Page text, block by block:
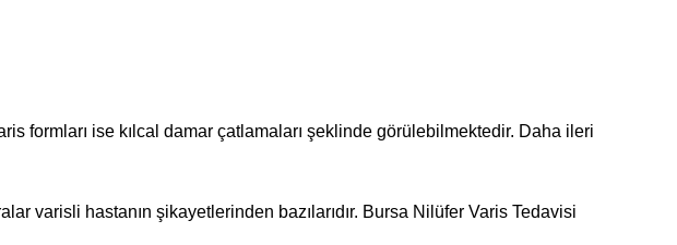
formları ise kılcal damar çatlamaları şeklinde görülebilmektedir. Daha ileri
varisli hastanın şikayetlerinden bazılarıdır. Bursa Nilüfer Varis Tedavisi